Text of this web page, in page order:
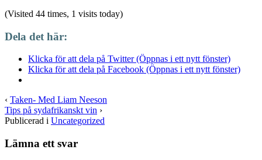
(Visited 44 times, 1 visits today)
Dela det här:
Klicka för att dela på Twitter (Öppnas i ett nytt fönster)
Klicka för att dela på Facebook (Öppnas i ett nytt fönster)
‹ Taken- Med Liam Neeson
Tips på sydafrikanskt vin ›
Publicerad i Uncategorized
Lämna ett svar